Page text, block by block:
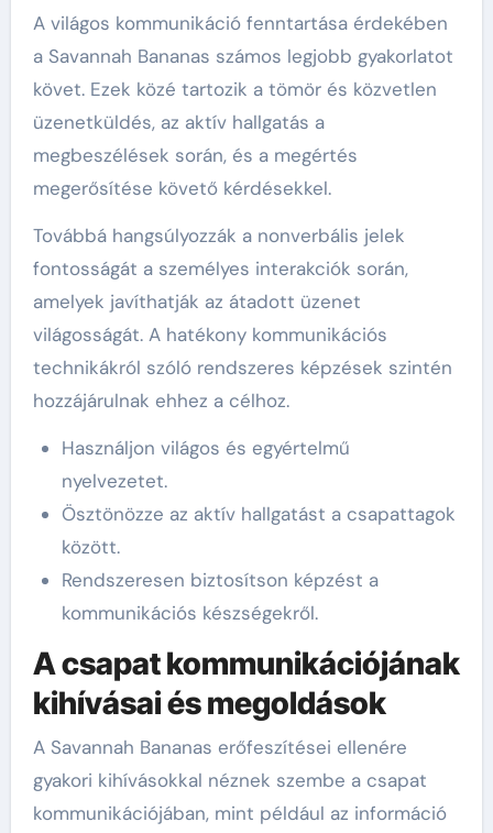
A világos kommunikáció fenntartása érdekében
a Savannah Bananas számos legjobb gyakorlatot
követ. Ezek közé tartozik a tömör és közvetlen
üzenetküldés, az aktív hallgatás a
megbeszélések során, és a megértés
megerősítése követő kérdésekkel.
Továbbá hangsúlyozzák a nonverbális jelek
fontosságát a személyes interakciók során,
amelyek javíthatják az átadott üzenet
világosságát. A hatékony kommunikációs
technikákról szóló rendszeres képzések szintén
hozzájárulnak ehhez a célhoz.
Használjon világos és egyértelmű
nyelvezetet.
Ösztönözze az aktív hallgatást a csapattagok
között.
Rendszeresen biztosítson képzést a
kommunikációs készségekről.
A csapat kommunikációjának
kihívásai és megoldások
A Savannah Bananas erőfeszítései ellenére
gyakori kihívásokkal néznek szembe a csapat
kommunikációjában, mint például az információ